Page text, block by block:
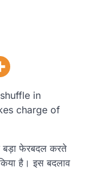
in
charge of
बड़ा फेरबदल करते
है। इस बदलाव